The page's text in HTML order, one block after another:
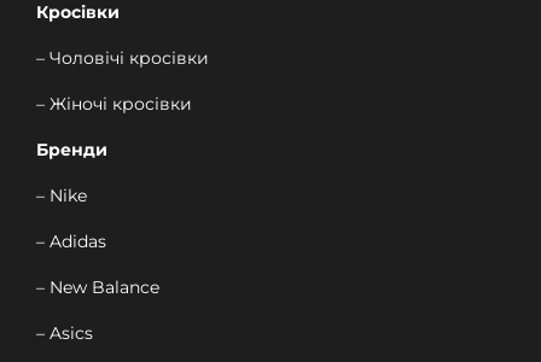
Кросівки
– Чоловічі кросівки
– Жіночі кросівки
Бренди
– Nike
– Adidas
– New Balance
– Asics